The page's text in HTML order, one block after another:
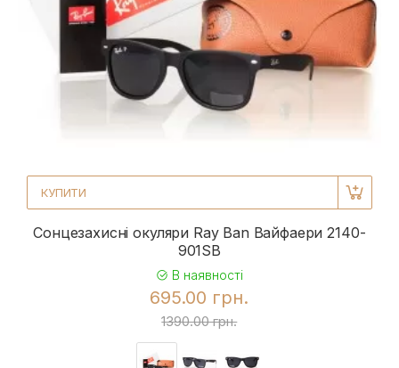
КУПИТИ
Сонцезахисні окуляри Ray Ban Вайфаери 2140-
901SB
В наявності
695.00 грн.
1390.00 грн.